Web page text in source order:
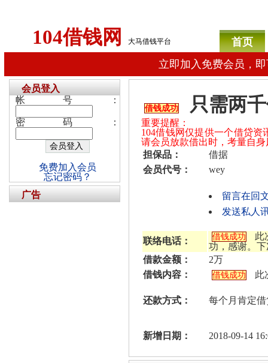
104借钱网 大马借钱平台
首页
立即加入免费会员，
借钱成功 只需两
重要提醒：
104借钱网仅提供一个借贷
请会员放款借出时，考量自
担保品：
借据
会员代号：
wey
留言在回
发送私人
联络电话： 借钱成功
此
功，感谢。
借款金额：
2万
借钱内容：
借钱成功 此
还款方式： 每个月肯定
新增日期： 2018-09-14
会员登入
帐号：
密码：
免费加入会员
忘记密码？
广告